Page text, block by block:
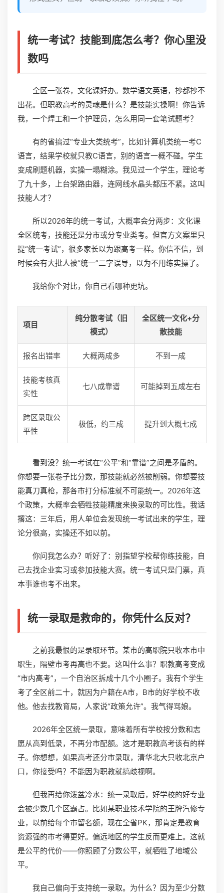
统一考试？技能到底怎么考？你心里没
数吗
全区一张卷，文化课好办。数学语文英语，抄都抄不
出花。但职教高考的灵魂是什么？是技能实操啊！你告诉
我，一个焊工和一个护理员，怎么用同一套笔试题考？
有的省搞过“专业大类统考”，比如计算机类统一考C
语言，结果学校就只教C语言，别的语言一概不碰。学生
变成刷题机器，实操一塌糊涂。我见过一个学生，理论考
了九十多，上台架路由器，连网线水晶头都压不紧。这叫
技能人才？
所以2026年的统一考试，大概率会分两步：文化课
全区统考，技能还是分市或分专业类考。但官方文案里只
提“统一考试”，很多家长以为跟高考一样。你信不信，到
时候会有大批人被“统一”二字误导，以为不用练实操了。
我给你个对比，你自己看哪种更坑。
项目
纯分散考试（旧
模式）
全区统一文化+分
散技能
报名出错率 大概两成多 不到一成
技能考核真
实性
七八成靠谱 可能掉到五成左右
跨区录取公
平性
极低，约三成 提升到大概七成
看到没？统一考试在“公平”和“靠谱”之间是矛盾的。
你想要一张卷子比分数，那技能就必然被削弱。你想要技
能真刀真枪，那各市打分标准就不可能统一。2026年这
个政策，大概率会牺牲技能精度来换录取的可比性。我话
撂这：三年后，用人单位会发现统一考试出来的学生，理
论分很高，实操还不如以前。
你问我怎么办？听好了：别指望学校帮你练技能，自
己去找企业实习或参加技能大赛。统一考试只是门票，真
本事谁也考不出来。
统一录取是救命的，你凭什么反对？
之前我最恨的是录取环节。某市的高职院只收本市中
职生，隔壁市考再高也不要。这叫什么事？职教高考变成
“市内高考”，一个自治区拆成十几个小圈子。我有个学生
考了全区前二十，就因为户籍在A市，B市的好学校不收
他。他去找教育局，人家说“政策允许”。我气得骂娘。
2026年全区统一录取，意味着所有学校按分数和志
愿从高到低录，不再分市配额。这才是职教高考该有的样
子。你想想，如果高考还分市录取，清华北大只收北京户
口，你接受吗？不能因为职教就搞歧视啊。
但我再给你泼盆冷水：统一录取后，好学校的好专业
会被少数几个区霸占。比如某职业技术学院的王牌汽修专
业，以前给每个市留名额，现在全省PK，那肯定是教育
资源强的市考得更好。偏远地区的学生反而更难上。这就
是公平的代价——你照顾了分数公平，就牺牲了地域公
平。
我自己偏向于支持统一录取。为什么？因为至少分数